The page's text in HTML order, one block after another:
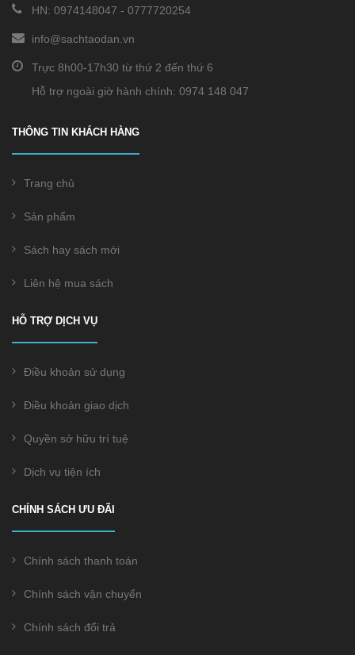
HN: 0974148047 - 0777720254
info@sachtaodan.vn
Trực 8h00-17h30 từ thứ 2 đến thứ 6
Hỗ trợ ngoài giờ hành chính: 0974 148 047
THÔNG TIN KHÁCH HÀNG
Trang chủ
Sản phẩm
Sách hay sách mới
Liên hệ mua sách
HỖ TRỢ DỊCH VỤ
Điều khoản sử dụng
Điều khoản giao dịch
Quyền sở hữu trí tuệ
Dịch vụ tiện ích
CHÍNH SÁCH ƯU ĐÃI
Chính sách thanh toán
Chính sách vận chuyển
Chính sách đổi trả